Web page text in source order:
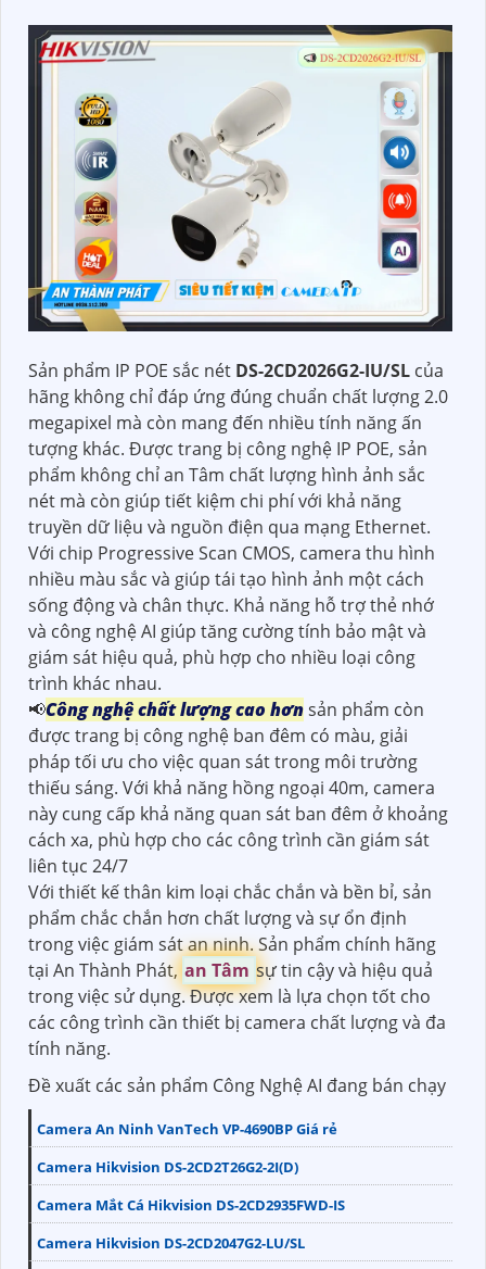
Sản phẩm IP POE sắc nét DS-2CD2026G2-IU/SL của
hãng không chỉ đáp ứng đúng chuẩn chất lượng 2.0
megapixel mà còn mang đến nhiều tính năng ấn
tượng khác. Được trang bị công nghệ IP POE, sản
phẩm không chỉ an Tâm chất lượng hình ảnh sắc
nét mà còn giúp tiết kiệm chi phí với khả năng
truyền dữ liệu và nguồn điện qua mạng Ethernet.
Với chip Progressive Scan CMOS, camera thu hình
nhiều màu sắc và giúp tái tạo hình ảnh một cách
sống động và chân thực. Khả năng hỗ trợ thẻ nhớ
và công nghệ AI giúp tăng cường tính bảo mật và
giám sát hiệu quả, phù hợp cho nhiều loại công
trình khác nhau.
📢Công nghệ chất lượng cao hơnsản phẩm còn
được trang bị công nghệ ban đêm có màu, giải
pháp tối ưu cho việc quan sát trong môi trường
thiếu sáng. Với khả năng hồng ngoại 40m, camera
này cung cấp khả năng quan sát ban đêm ở khoảng
cách xa, phù hợp cho các công trình cần giám sát
liên tục 24/7
Với thiết kế thân kim loại chắc chắn và bền bỉ, sản
phẩm chắc chắn hơn chất lượng và sự ổn định
trong việc giám sát an ninh. Sản phẩm chính hãng
tại An Thành Phát, an Tâm sự tin cậy và hiệu quả
trong việc sử dụng. Được xem là lựa chọn tốt cho
các công trình cần thiết bị camera chất lượng và đa
tính năng.
Đề xuất các sản phẩm Công Nghệ AI đang bán chạy
Camera An Ninh VanTech VP-4690BP Giá rẻ
Camera Hikvision DS-2CD2T26G2-2I(D)
Camera Mắt Cá Hikvision DS-2CD2935FWD-IS
Camera Hikvision DS-2CD2047G2-LU/SL